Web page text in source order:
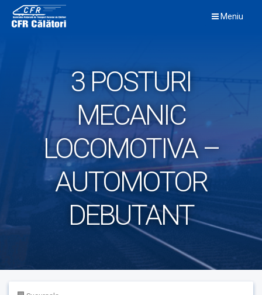
content
Meniu
3 POSTURI
MECANIC
LOCOMOTIVA –
AUTOMOTOR
DEBUTANT